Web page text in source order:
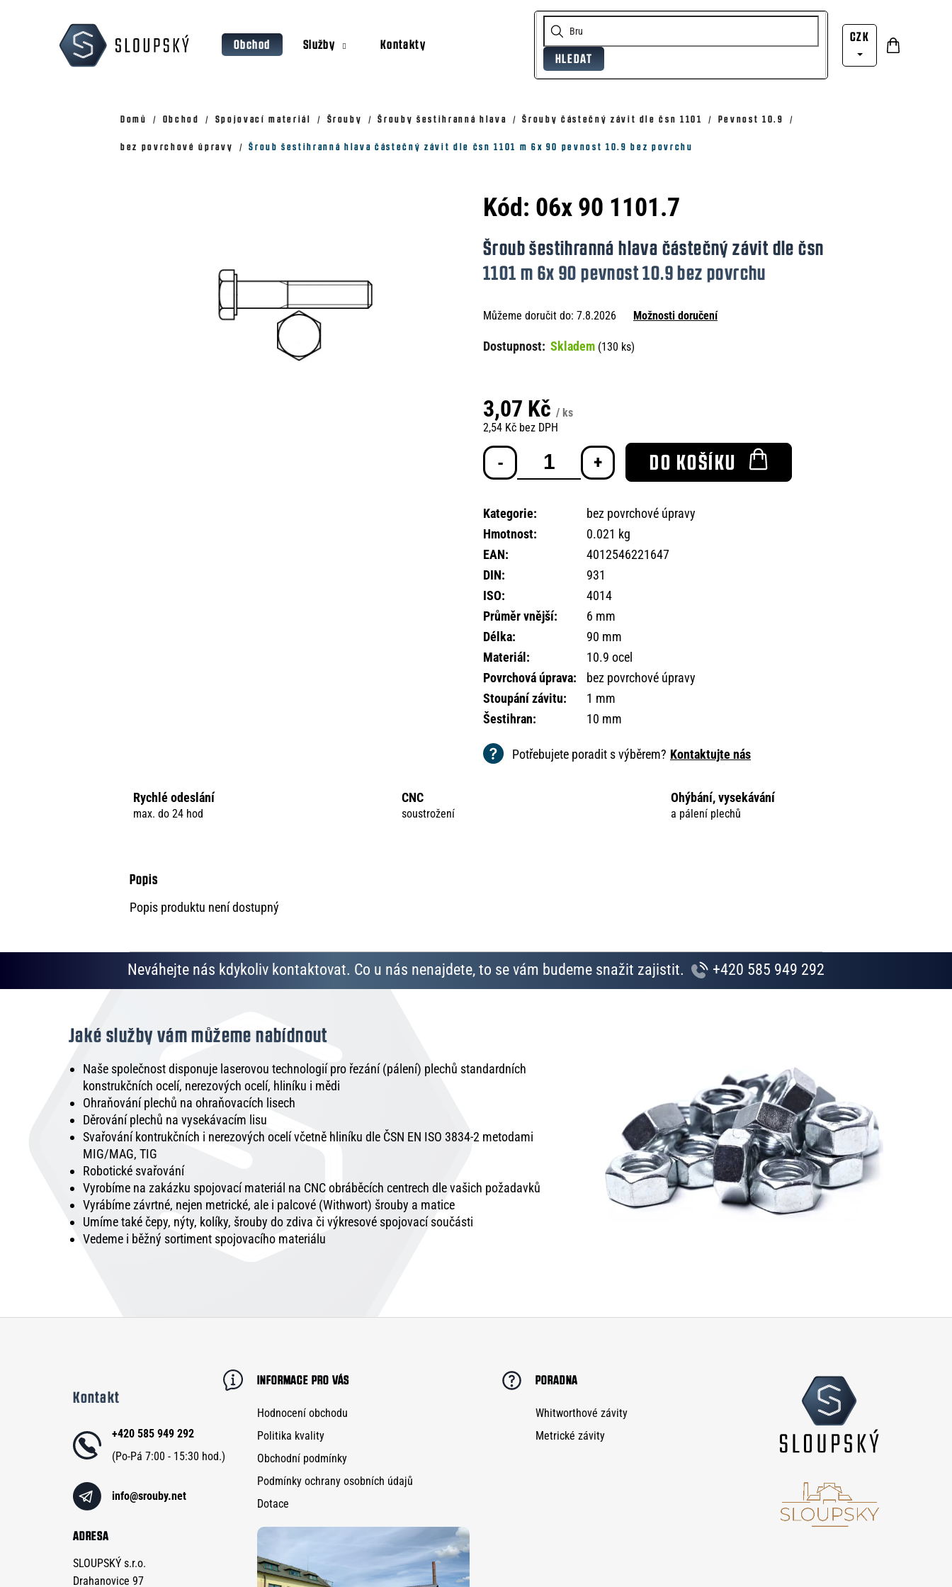
Obchod Služby
Kontakty
HLEDAT
CZK Nákupní
Domů Obchod Spojovací materiál Šrouby Šrouby šestihranná hlava Šrouby částečný závit dle čsn 1101 Pevnost 10.9
bez povrchové úpravy Šroub šestihranná hlava částečný závit dle čsn 1101 m 6x 90 pevnost 10.9 bez povrchu
Kód: 06x 90 1101.7
Šroub šestihranná hlava částečný závit dle čsn
1101 m 6x 90 pevnost 10.9 bez povrchu
Můžeme doručit do: 7.8.2026 Možnosti doručení
Skladem (130 ks)
3,07 Kč / ks
2,54 Kč bez DPH
Měrná
cena:
DO KOŠÍKU
Kategorie:
bez povrchové úpravy
Hmotnost:
0.021 kg
EAN:
4012546221647
DIN:
931
ISO:
4014
Průměr vnější:
6 mm
Délka:
90 mm
Materiál :
10.9 ocel
Povrchová úprava:
bez povrchové úpravy
Stoupání závitu:
1 mm
Šestihran: 10 mm
Potřebujete poradit s výběrem? Kontaktujte nás
Rychlé odeslání
max. do 24 hod
CNC
soustrožení
Ohýbání, vysekávání
a pálení plechů
Popis produktu není dostupný
Zpět
Zpět
Doporučujeme
Neváhejte nás kdykoliv kontaktovat. Co u nás nenajdete, to se vám budeme snažit zajistit. +420 585 949 292
Jaké služby vám můžeme nabídnout
Naše společnost disponuje laserovou technologií pro řezání (pálení) plechů standardních
konstrukčních ocelí, nerezových ocelí, hliníku i mědi
Ohraňování plechů na ohraňovacích lisech
Děrování plechů na vysekávacím lisu
Svařování kontrukčních i nerezových ocelí včetně hliníku dle ČSN EN ISO 3834-2 metodami
MIG/MAG, TIG
Robotické svařování
Vyrobíme na zakázku spojovací materiál na CNC obráběcích centrech dle vašich požadavků
Vyrábíme závrtné, nejen metrické, ale i palcové (Withwort) šrouby a matice
Umíme také čepy, nýty, kolíky, šrouby do zdiva či výkresové spojovací součásti
Vedeme i běžný sortiment spojovacího materiálu
Kontakt
info@srouby.net
+420 585 949 292
ADRESA
SLOUPSKÝ s.r.o.
Drahanovice 97
INFORMACE PRO VÁS
Hodnocení obchodu
Politika kvality
Obchodní podmínky
Podmínky ochrany osobních údajů
Dotace
PORADNA
Whitworthové závity
Metrické závity